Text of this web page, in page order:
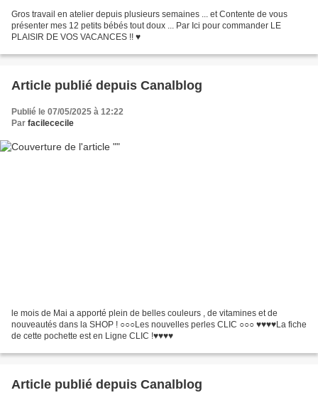
Gros travail en atelier depuis plusieurs semaines ... et Contente de vous
présenter mes 12 petits bébés tout doux ... Par Ici pour commander LE
PLAISIR DE VOS VACANCES !! ♥
Article publié depuis Canalblog
Publié le 07/05/2025 à 12:22
Par facilececile
le mois de Mai a apporté plein de belles couleurs , de vitamines et de
nouveautés dans la SHOP ! ○○○Les nouvelles perles CLIC ○○○ ♥♥♥♥La fiche
de cette pochette est en Ligne CLIC !♥♥♥♥
Article publié depuis Canalblog